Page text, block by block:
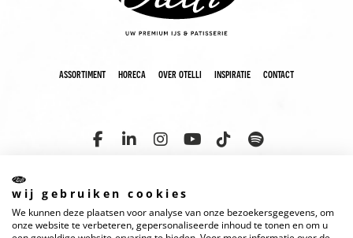
assortiment horeca over otelli inspiratie contact
copyright 2025 otelli disclaimer cookies privacyverklaring
wij gebruiken cookies
We kunnen deze plaatsen voor analyse van onze bezoekersgegevens, om
onze website te verbeteren, gepersonaliseerde inhoud te tonen en om u